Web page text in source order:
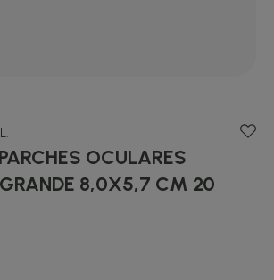
OCULARES
8,0X5,7 CM 20